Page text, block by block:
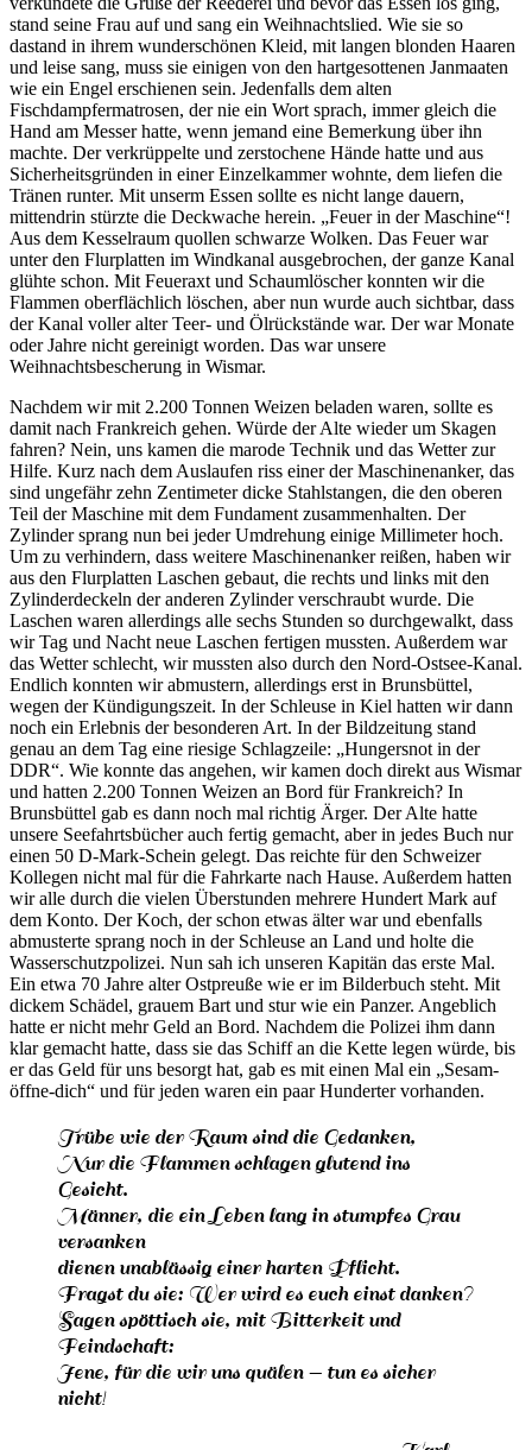
stand seine Frau auf und sang ein Weihnachtslied. Wie sie so
dastand in ihrem wunderschönen Kleid, mit langen blonden Haaren
und leise sang, muss sie einigen von den hartgesottenen Janmaaten
wie ein Engel erschienen sein. Jedenfalls dem alten
Fischdampfermatrosen, der nie ein Wort sprach, immer gleich die
Hand am Messer hatte, wenn jemand eine Bemerkung über ihn
machte. Der verkrüppelte und zerstochene Hände hatte und aus
Sicherheitsgründen in einer Einzelkammer wohnte, dem liefen die
Tränen runter. Mit unserm Essen sollte es nicht lange dauern,
mittendrin stürzte die Deckwache herein.
Feuer in der Maschine !
Aus dem Kesselraum quollen schwarze Wolken. Das Feuer war
unter den Flurplatten im Windkanal ausgebrochen, der ganze Kanal
glühte schon. Mit Feueraxt und Schaumlöscher konnten wir die
Flammen oberflächlich löschen, aber nun wurde auch sichtbar, dass
der Kanal voller alter Teer- und Ölrückstände war. Der war Monate
oder Jahre nicht gereinigt worden. Das war unsere
Weihnachtsbescherung in Wismar.
Nachdem wir mit 2.200 Tonnen Weizen beladen waren, sollte es
damit nach Frankreich gehen. Würde der Alte wieder um Skagen
fahren? Nein, uns kamen die marode Technik und das Wetter zur
Hilfe. Kurz nach dem Auslaufen riss einer der Maschinenanker, das
sind ungefähr zehn Zentimeter dicke Stahlstangen, die den oberen
Teil der Maschine mit dem Fundament zusammenhalten. Der
Zylinder sprang nun bei jeder Umdrehung einige Millimeter hoch.
Um zu verhindern, dass weitere Maschinenanker reißen, haben wir
aus den Flurplatten Laschen gebaut, die rechts und links mit den
Zylinderdeckeln der anderen Zylinder verschraubt wurde. Die
Laschen waren allerdings alle sechs Stunden so durchgewalkt, dass
wir Tag und Nacht neue Laschen fertigen mussten. Außerdem war
das Wetter schlecht, wir mussten also durch den Nord-Ostsee-Kanal.
Endlich konnten wir abmustern, allerdings erst in Brunsbüttel,
wegen der Kündigungszeit. In der Schleuse in Kiel hatten wir dann
noch ein Erlebnis der besonderen Art. In der Bildzeitung stand
genau an dem Tag eine riesige Schlagzeile:
Hungersnot in der
DDR . Wie konnte das angehen, wir kamen doch direkt aus Wismar
und hatten 2.200 Tonnen Weizen an Bord für Frankreich? In
Brunsbüttel gab es dann noch mal richtig Ärger. Der Alte hatte
unsere Seefahrtsbücher auch fertig gemacht, aber in jedes Buch nur
einen 50 D-Mark-Schein gelegt. Das reichte für den Schweizer
Kollegen nicht mal für die Fahrkarte nach Hause. Außerdem hatten
wir alle durch die vielen Überstunden mehrere Hundert Mark auf
dem Konto. Der Koch, der schon etwas älter war und ebenfalls
abmusterte sprang noch in der Schleuse an Land und holte die
Wasserschutzpolizei. Nun sah ich unseren Kapitän das erste Mal.
Ein etwa 70 Jahre alter Ostpreuße wie er im Bilderbuch steht. Mit
dickem Schädel, grauem Bart und stur wie ein Panzer. Angeblich
hatte er nicht mehr Geld an Bord. Nachdem die Polizei ihm dann
klar gemacht hatte, dass sie das Schiff an die Kette legen würde, bis
er das Geld für uns besorgt hat, gab es mit einen Mal ein
Sesam-
öffne-dich
und für jeden waren ein paar Hunderter vorhanden.
Trübe wie der Raum sind die Gedanken,
Nur die Flammen schlagen glutend ins
Gesicht.
Männer, die ein Leben lang in stumpfes Grau
versanken
dienen unablässig einer harten Pflicht.
Fragst du sie: Wer wird es euch einst danken?
Sagen spöttisch sie, mit Bitterkeit und
Feindschaft:
Jene, für die wir uns quälen — tun es sicher
nicht!